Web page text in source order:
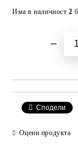
Има в наличност 2
Сподели
Оцени продукта